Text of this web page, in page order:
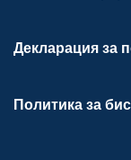
Декларация за
Политика за